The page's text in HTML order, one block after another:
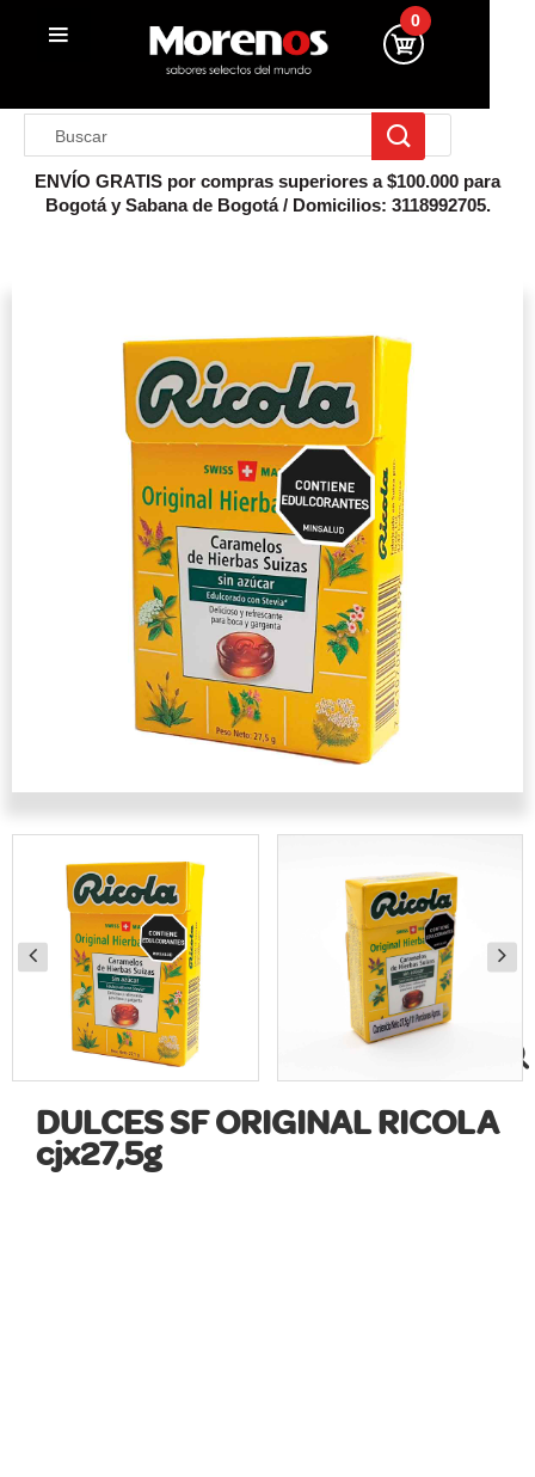
0
ENVÍO GRATIS por compras superiores a $100.000 para
Bogotá y Sabana de Bogotá / Domicilios: 3118992705.
DULCES SF ORIGINAL RICOLA
cjx27,5g